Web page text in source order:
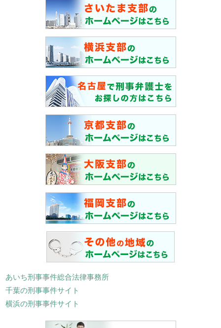
あいち刑事事件総合法律事務所
千葉の刑事事件サイト
横浜の刑事事件サイト